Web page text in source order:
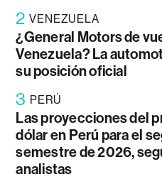
2 VENEZUELA
¿General Motors de
Venezuela? La
su posición oficial
3 PERÚ
Las proyecciones del
dólar en Perú para el
semestre de 2026,
analistas